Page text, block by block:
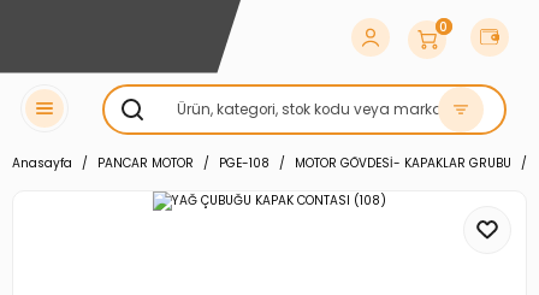
0
Anasayfa PANCAR MOTOR PGE-108 MOTOR GÖVDESİ- KAPAKLAR GRUBU